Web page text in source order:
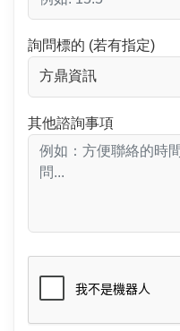
詢問標的 (若有指定)
其他諮詢事項